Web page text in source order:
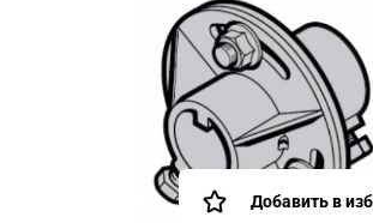
Добавить в